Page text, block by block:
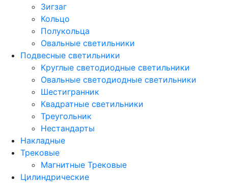
Зигзаг
Кольцо
Полукольца
Овальные светильники
Подвесные светильники
Круглые светодиодные светильники
Овальные светодиодные светильники
Шестигранник
Квадратные светильники
Треугольник
Нестандарты
Накладные
Трековые
Магнитные Трековые
Цилиндрические